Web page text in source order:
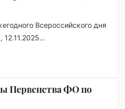
Всероссийского дня
12.11.2025…
ФО по